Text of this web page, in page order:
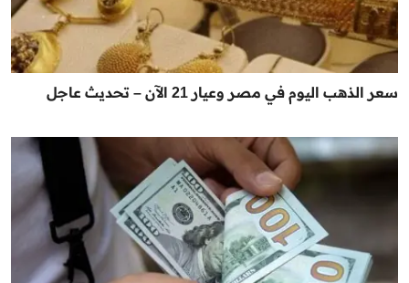
سعر الذهب اليوم في مصر وعيار 21 الآن – تحديث عاجل